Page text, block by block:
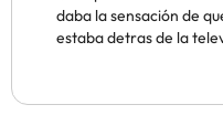
daba la sensación de
estaba detras de la